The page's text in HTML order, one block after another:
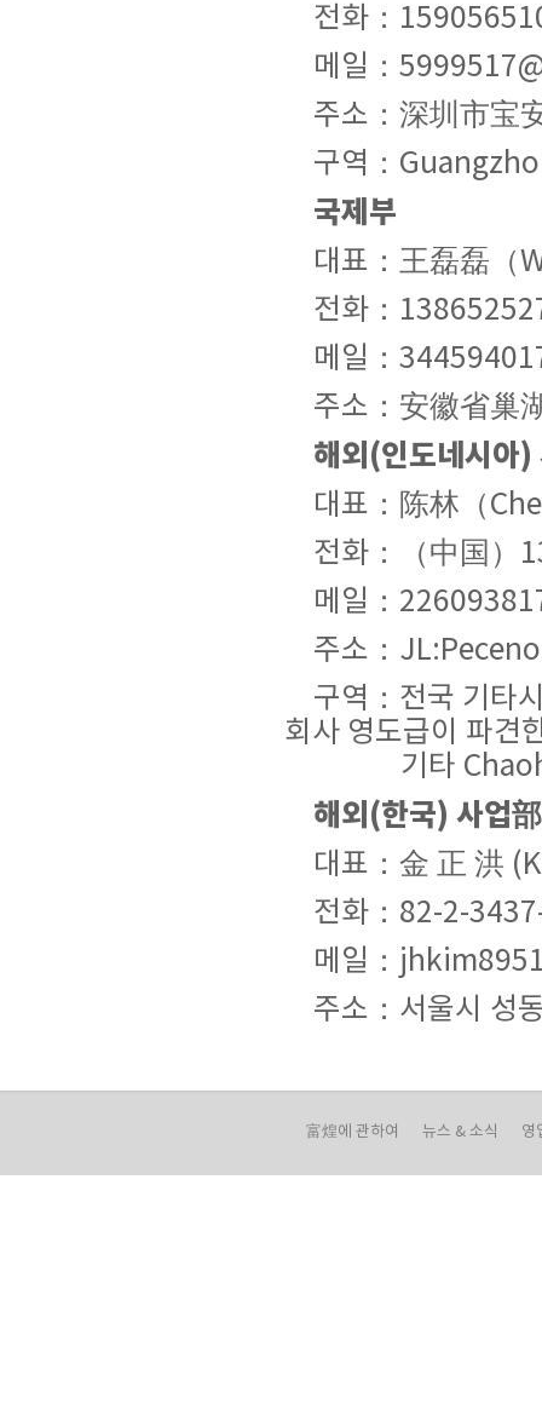
전화：
메일：
주소：深圳市宝
구역：
국제부
대표：王磊磊（
전화：
메일：
주소：安徽省巢
해외(인도네시아)
대표：陈林（
전화：（中国）
메일：
주소：
구역：전국 기타
회사 영도급이 파견
기타 Chaohu,
해외(한국) 사업部
대표：金 正 洪
전화：82-2-
메일：
주소：서울시 성
富煌에 관하여 뉴스 & 소식 영